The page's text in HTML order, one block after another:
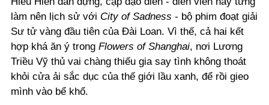
làm nên lịch sử với City of Sadness - bộ phim đoạt giải
Sư tử vàng đầu tiên của Đài Loan. Vì thế, cả hai kết
hợp khá ăn ý trong Flowers of Shanghai, nơi Lương
Triều Vỹ thủ vai chàng thiếu gia say tình không thoát
khỏi cửa ải sắc dục của thế giới lầu xanh, để rồi gieo
mình vào bể khổ.